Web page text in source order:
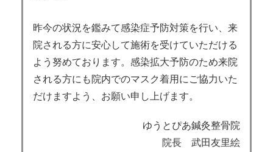
昨今の状況を鑑みて感染症予防対策を行い、来
院される方に安心して施術を受けていただける
よう努めております。感染拡大予防のため来院
される方にも院内でのマスク着用にご協力いた
だけますよう、お願い申し上げます。
ゆうとぴあ鍼灸整骨院
院長 武田友里絵